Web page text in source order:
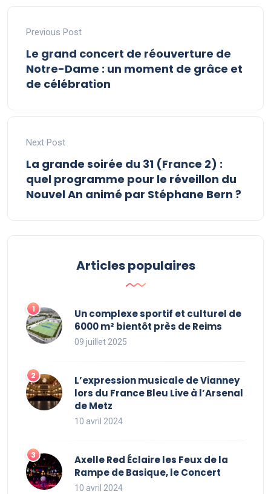
Previous Post
Le grand concert de réouverture de
Notre-Dame : un moment de grâce et
de célébration
Next Post
La grande soirée du 31 (France 2) :
quel programme pour le réveillon du
Nouvel An animé par Stéphane Bern ?
Articles populaires
Un complexe sportif et culturel de
6000 m² bientôt près de Reims
09 juillet 2025
L’expression musicale de Vianney
lors du France Bleu Live à l’Arsenal
de Metz
10 avril 2024
Axelle Red Éclaire les Feux de la
Rampe de Basique, le Concert
10 avril 2024